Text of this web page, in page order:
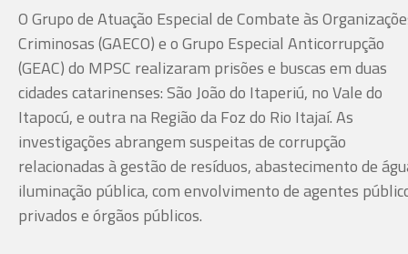
O Grupo de Atuação Especial de Combate às
Criminosas (GAECO) e o Grupo Especial Anticorrupção
(GEAC) do MPSC realizaram prisões e buscas em duas
cidades catarinenses: São João do Itaperiú, no Vale do
Itapocú, e outra na Região da Foz do Rio Itajaí. As
investigações abrangem suspeitas de corrupção
relacionadas à gestão de resíduos, abastecimento de
iluminação pública, com envolvimento de agentes
privados e órgãos públicos.